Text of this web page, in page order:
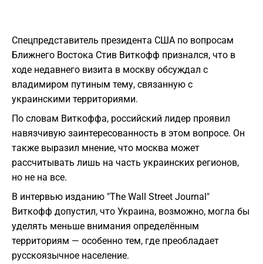
Спецпредставитель президента США по вопросам
Ближнего Востока Стив Виткофф признался, что в
ходе недавнего визита в москву обсуждал с
владимиром путиным тему, связанную с
украинскими территориями.
По словам Виткоффа, российский лидер проявил
навязчивую заинтересованность в этом вопросе. Он
также выразил мнение, что москва может
рассчитывать лишь на часть украинских регионов,
но не на все.
В интервью изданию "The Wall Street Journal"
Виткофф допустил, что Украина, возможно, могла бы
уделять меньше внимания определённым
территориям — особенно тем, где преобладает
русскоязычное население.